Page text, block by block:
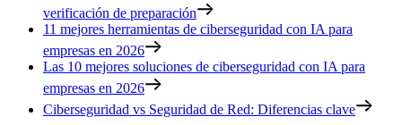
verificación de preparación
11 mejores herramientas de ciberseguridad con IA para
empresas en 2026
Las 10 mejores soluciones de ciberseguridad con IA para
empresas en 2026
Ciberseguridad vs Seguridad de Red: Diferencias clave